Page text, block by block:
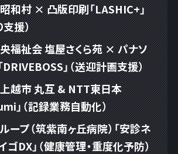
和村 × 凸版印刷「LASHIC+」
支援）
福祉会 塩屋さくら苑 × パナソ
DRIVEBOSS」（送迎計画支援）
越市 丸互 & NTT東日本
」（記録業務自動化）
ープ（筑紫南ヶ丘病院）「安診ネ
ゴDX」（健康管理・重度化予防）